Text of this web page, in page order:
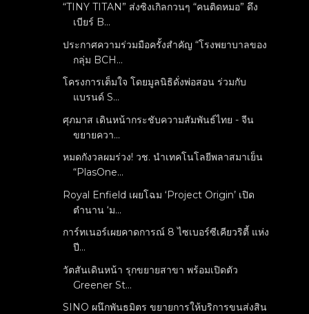
“TINY TITAN” ส่งซิงเกิลกวนๆ “คนติดหมอ” ดึง
เบียร์ B...
ประกาศความร่วมมือครั้งสำคัญ “โรงพยาบาลของ
กลุ่ม BCH...
โครงการเต็มใจ โดยมูลนิธิดั่งพ่อสอน ร่วมกับ
แบรนด์ S...
ศุภมาส เดินหน้ากระชับความสัมพันธ์ไทย - จีน
ขยายควา...
หมดกังวลผมร่วง! วช. นำเทคโนโลยีพลาสมาเย็น
“PlasOne...
Royal Enfield เผยโฉม ‘Project Origin’ เปิด
ตำนาน ‘ม...
การ์ทเนอร์เผยคาดการณ์ 8 ไซเบอร์ซีเคียวริตี้ แห่ง
ปี...
วัตสันเดินหน้า รุกขยายสาขา พร้อมเปิดตัว
Greener St...
SINO ผนึกพันธมิตร ขยายการให้บริการขนส่งสิน